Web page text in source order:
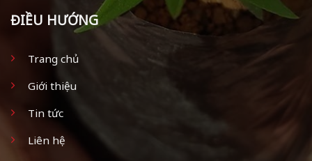
ĐIỀU HƯỚNG
Trang chủ
Giới thiệu
Tin tức
Liên hệ